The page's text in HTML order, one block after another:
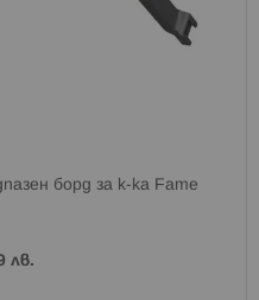
борд за к-ка Fame
лв.